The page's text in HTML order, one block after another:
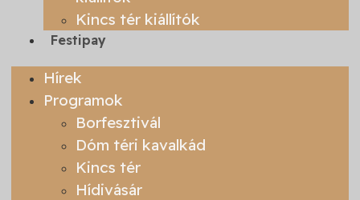
Kincs tér kiállítók
Festipay
Hírek
Programok
Borfesztivál
Dóm téri kavalkád
Kincs tér
Hídivásár